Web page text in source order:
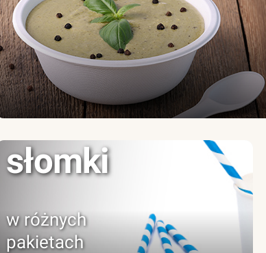
słomki
w różnych
pakietach